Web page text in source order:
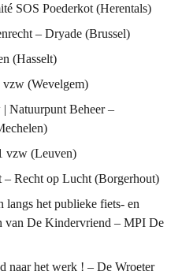
SOS Poederkot (Herentals)
– Dryade (Brussel)
(Hasselt)
(Wevelgem)
Natuurpunt Beheer –
vzw (Leuven)
Recht op Lucht (Borgerhout)
langs het publieke fiets- en
van De Kindervriend – MPI De
naar het werk ! – De Wroeter